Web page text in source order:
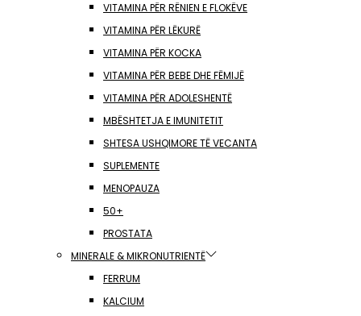
VITAMINA PËR RËNIEN E FLOKËVE
VITAMINA PËR LËKURË
VITAMINA PËR KOCKA
VITAMINA PËR BEBE DHE FËMIJË
VITAMINA PËR ADOLESHENTË
MBËSHTETJA E IMUNITETIT
SHTESA USHQIMORE TË VECANTA
SUPLEMENTE
MENOPAUZA
50+
PROSTATA
MINERALE & MIKRONUTRIENTË
FERRUM
KALCIUM